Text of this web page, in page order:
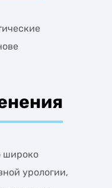
широко
урологии,